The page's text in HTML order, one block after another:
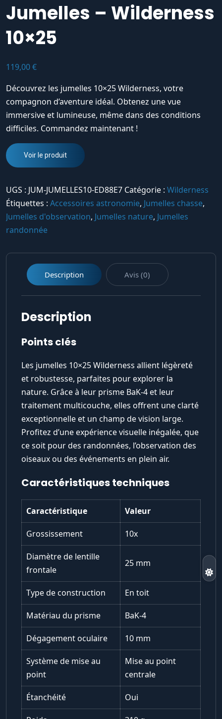
Jumelles – Wilderness
10×25
119,00€
Découvrez les jumelles 10×25 Wilderness, votre
compagnon d’aventure idéal. Obtenez une vue
immersive et lumineuse, même dans des conditions
difficiles. Commandez maintenant !
Voir le produit
UGS : JUM-JUMELLES10-ED88E7 Catégorie : Wilderness
Étiquettes : Accessoires astronomie, Jumelles chasse,
Jumelles d'observation, Jumelles nature, Jumelles
randonnée
Description Avis (0)
Description
Points clés
Les jumelles 10×25 Wilderness allient légèreté
et robustesse, parfaites pour explorer la
nature. Grâce à leur prisme BaK-4 et leur
traitement multicouche, elles offrent une clarté
exceptionnelle et un champ de vision large.
Profitez d’une expérience visuelle inégalée, que
ce soit pour des randonnées, l’observation des
oiseaux ou des événements en plein air.
Caractéristiques techniques
Caractéristique Valeur
Grossissement 10x
Diamètre de lentille
frontale
25 mm
Type de construction En toit
Matériau du prisme BaK-4
Dégagement oculaire 10 mm
Système de mise au
point
Mise au point
centrale
Étanchéité Oui